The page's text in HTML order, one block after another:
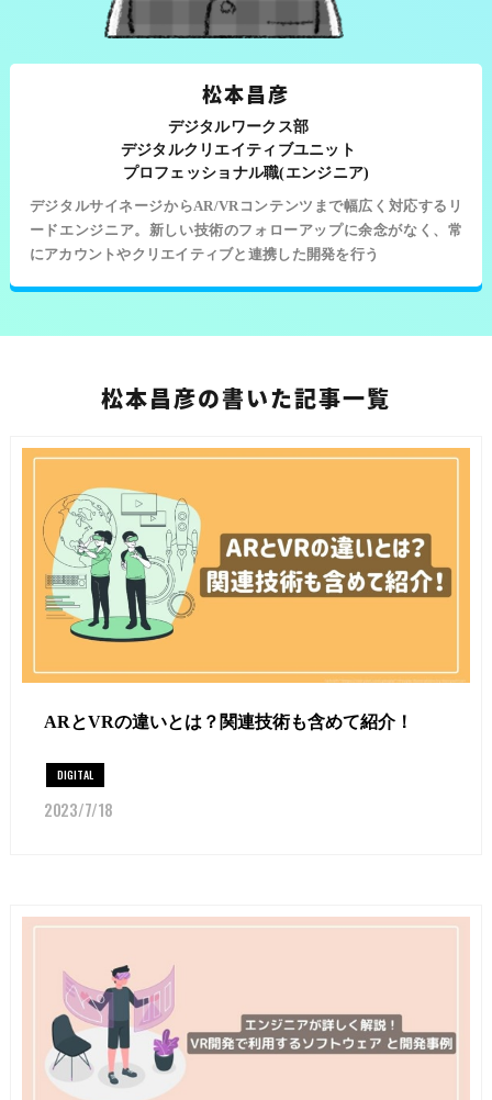
松本昌彦
デジタルワークス部
デジタルクリエイティブユニット
プロフェッショナル職(エンジニア)
デジタルサイネージからAR/VRコンテンツまで幅広く対応するリ
ードエンジニア。新しい技術のフォローアップに余念がなく、常
にアカウントやクリエイティブと連携した開発を行う
松本昌彦の書いた記事一覧
ARとVRの違いとは？関連技術も含めて紹介！
DIGITAL
2023/7/18